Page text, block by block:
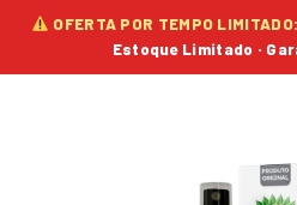
OFERTA POR TEMPO
Estoque Limitado ·